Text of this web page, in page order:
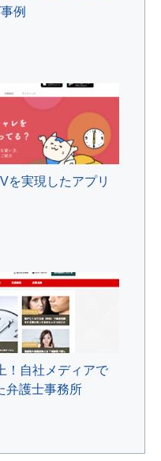
例
を実現したアプリ
！自社メディアで
弁護士事務所